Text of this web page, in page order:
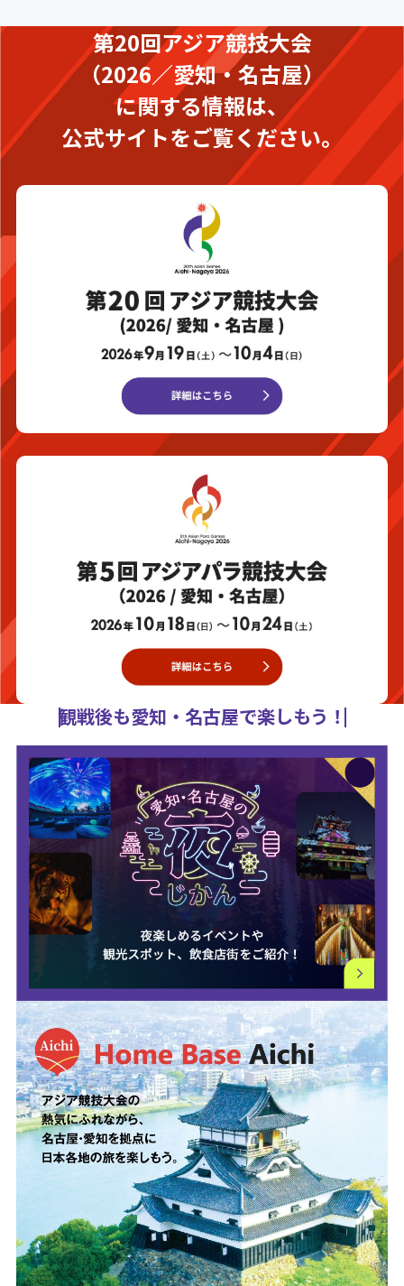
第20回アジア競技大会
（2026／愛知・名古屋）
に関する情報は、
公式サイトをご覧ください。
観戦後も愛知・名古屋で楽しもう！